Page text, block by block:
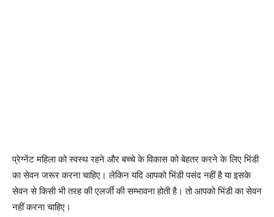
प्रेग्नेंट महिला को स्वस्थ रहने और बच्चे के विकास को बेहतर करने के लिए भिंडी
का सेवन जरूर करना चाहिए। लेकिन यदि आपको भिंडी पसंद नहीं है या इसके
सेवन से किसी भी तरह की एलर्जी की सम्भावना होती है। तो आपको भिंडी का सेवन
नहीं करना चाहिए।